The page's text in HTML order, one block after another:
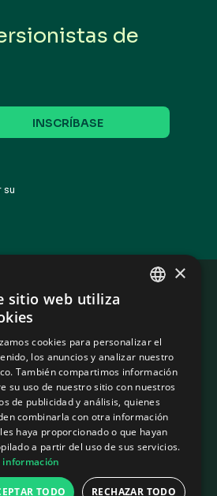
de
su
West,
1T1 Canada
×
sitio web utiliza
cookies para personalizar el
los anuncios y analizar nuestro
También compartimos información
su uso de nuestro sitio con nuestros
de publicidad y análisis, quienes
combinarla con otra información
haya proporcionado o que hayan
a partir del uso de sus servicios.
información
TODO RECHAZAR TODO